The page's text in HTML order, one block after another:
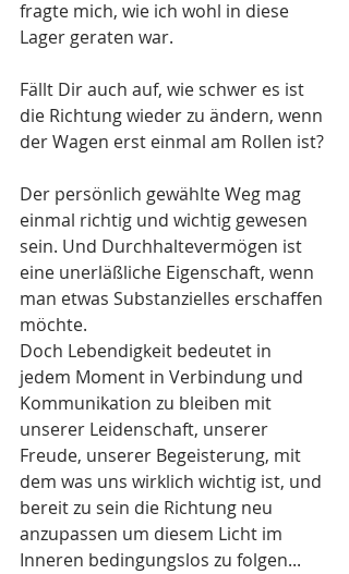
fragte mich, wie ich wohl in diese
Lager geraten war.
Fällt Dir auch auf, wie schwer es ist
die Richtung wieder zu ändern, wenn
der Wagen erst einmal am Rollen ist?
Der persönlich gewählte Weg mag
einmal richtig und wichtig gewesen
sein. Und Durchhaltevermögen ist
eine unerläßliche Eigenschaft, wenn
man etwas Substanzielles erschaffen
möchte.
Doch Lebendigkeit bedeutet in
jedem Moment in Verbindung und
Kommunikation zu bleiben mit
unserer Leidenschaft, unserer
Freude, unserer Begeisterung, mit
dem was uns wirklich wichtig ist, und
bereit zu sein die Richtung neu
anzupassen um diesem Licht im
Inneren bedingungslos zu folgen...